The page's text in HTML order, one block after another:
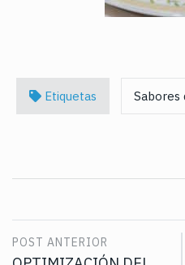
Etiquetas Sabores
POST ANTERIOR